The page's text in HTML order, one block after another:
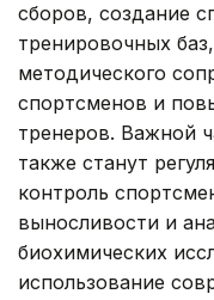
сборов, создание
тренировочных
методического
спортсменов и
тренеров. Важной
также станут
контроль
выносливости и
биохимических
использование